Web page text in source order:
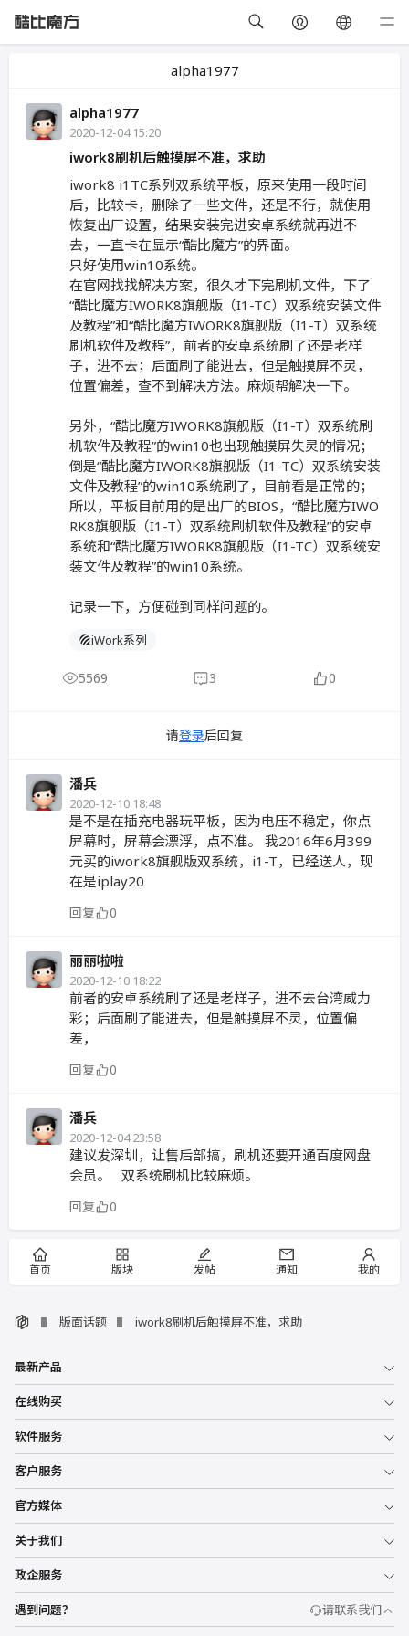
alpha1977
alpha1977
2020-12-04 15:20
iwork8刷机后触摸屏不准，求助
iwork8 i1TC系列双系统平板，原来使用一段时间
后，比较卡，删除了一些文件，还是不行，就使用
恢复出厂设置，结果安装完进安卓系统就再进不
去，一直卡在显示“酷比魔方”的界面。
只好使用win10系统。
在官网找找解决方案，很久才下完刷机文件，下了
“酷比魔方IWORK8旗舰版（I1-TC）双系统安装文件
及教程”和“酷比魔方IWORK8旗舰版（I1-T）双系统
刷机软件及教程”，前者的安卓系统刷了还是老样
子，进不去；后面刷了能进去，但是触摸屏不灵，
位置偏差，查不到解决方法。麻烦帮解决一下。
另外，“酷比魔方IWORK8旗舰版（I1-T）双系统刷
机软件及教程”的win10也出现触摸屏失灵的情况；
倒是“酷比魔方IWORK8旗舰版（I1-TC）双系统安装
文件及教程”的win10系统刷了，目前看是正常的；
所以，平板目前用的是出厂的BIOS，“酷比魔方IWO
RK8旗舰版（I1-T）双系统刷机软件及教程”的安卓
系统和“酷比魔方IWORK8旗舰版（I1-TC）双系统安
装文件及教程”的win10系统。
记录一下，方便碰到同样问题的。
iWork系列
5569 3 0
请登录后回复
潘兵
2020-12-10 18:48
是不是在插充电器玩平板，因为电压不稳定，你点
屏幕时，屏幕会漂浮，点不准。 我2016年6月399
元买的iwork8旗舰版双系统，i1-T，已经送人，现
在是iplay20
回复 0
丽丽啦啦
2020-12-10 18:22
前者的安卓系统刷了还是老样子，进不去台湾威力
彩；后面刷了能进去，但是触摸屏不灵，位置偏
差，
回复 0
潘兵
2020-12-04 23:58
建议发深圳，让售后部搞，刷机还要开通百度网盘
会员。 双系统刷机比较麻烦。
回复 0
首页 版块 发帖 通知 我的
版面话题 iwork8刷机后触摸屏不准，求助
最新产品
在线购买
软件服务
客户服务
官方媒体
关于我们
政企服务
遇到问题？ 请联系我们